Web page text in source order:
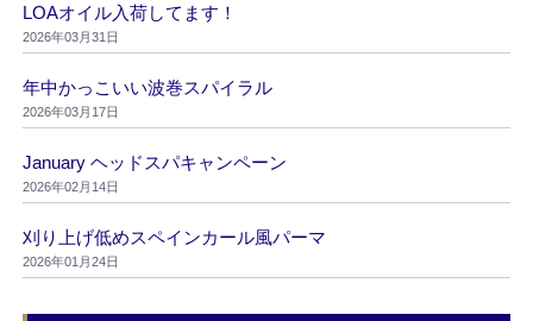
LOAオイル入荷してます！
2026年03月31日
年中かっこいい波巻スパイラル
2026年03月17日
January ヘッドスパキャンペーン
2026年02月14日
刈り上げ低めスペインカール風パーマ
2026年01月24日